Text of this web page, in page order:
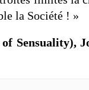
la Société ! »
Sensuality),